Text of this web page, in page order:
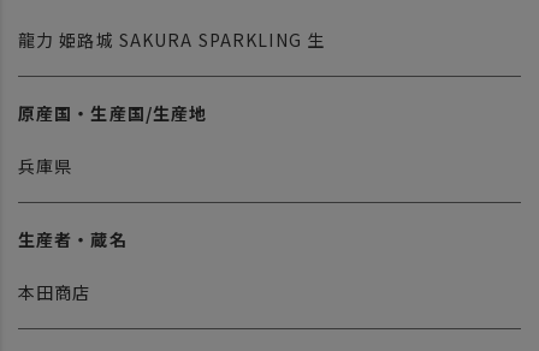
龍力 姫路城 SAKURA SPARKLING 生
原産国・生産国/生産地
兵庫県
生産者・蔵名
本田商店